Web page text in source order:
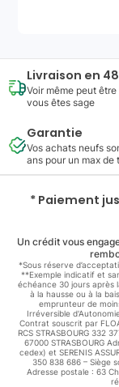
Livraison en
Voir même peut
vous êtes sage
Garantie
Vos achats neufs
ans pour un max de
* Paiement
Un crédit vous
*Sous réserve
**Exemple indicatif et
échéance 30 jours après
à la hausse ou à la
emprunteur de
Irréversible
Contrat souscrit par
RCS STRASBOURG 332
67000 STRASBOURG
cedex) et SERENIS
350 838 686 – Siège
Adresse postale : 63